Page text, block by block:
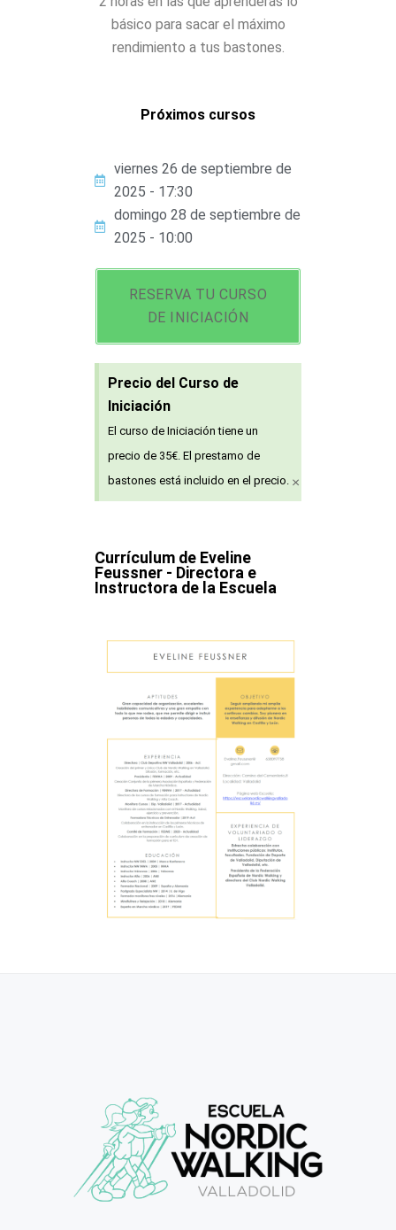
básico para sacar el máximo
rendimiento a tus bastones.
Próximos cursos
viernes 26 de septiembre de
2025 - 17:30
domingo 28 de septiembre de
2025 - 10:00
RESERVA TU CURSO
DE INICIACIÓN
Precio del Curso de
Iniciación
El curso de Iniciación tiene un
precio de 35€. El prestamo de
bastones está incluido en el precio. ×
Currículum de Eveline
Feussner - Directora e
Instructora de la Escuela